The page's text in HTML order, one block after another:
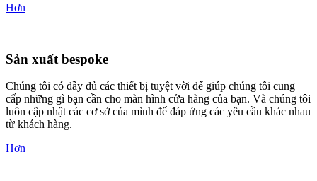
Hơn
Sản xuất bespoke
Chúng tôi có đầy đủ các thiết bị tuyệt vời để giúp chúng tôi cung
cấp những gì bạn cần cho màn hình cửa hàng của bạn. Và chúng tôi
luôn cập nhật các cơ sở của mình để đáp ứng các yêu cầu khác nhau
từ khách hàng.
Hơn